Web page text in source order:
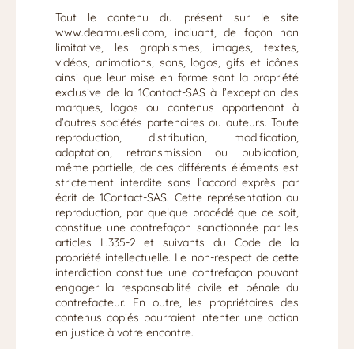
Tout le contenu du présent sur le site
www.dearmuesli.com, incluant, de façon non
limitative, les graphismes, images, textes,
vidéos, animations, sons, logos, gifs et icônes
ainsi que leur mise en forme sont la propriété
exclusive de la 1Contact-SAS à l’exception des
marques, logos ou contenus appartenant à
d’autres sociétés partenaires ou auteurs. Toute
reproduction, distribution, modification,
adaptation, retransmission ou publication,
même partielle, de ces différents éléments est
strictement interdite sans l’accord exprès par
écrit de 1Contact-SAS. Cette représentation ou
reproduction, par quelque procédé que ce soit,
constitue une contrefaçon sanctionnée par les
articles L.335-2 et suivants du Code de la
propriété intellectuelle. Le non-respect de cette
interdiction constitue une contrefaçon pouvant
engager la responsabilité civile et pénale du
contrefacteur. En outre, les propriétaires des
contenus copiés pourraient intenter une action
en justice à votre encontre.